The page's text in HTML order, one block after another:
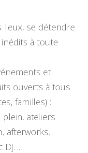
se détendre
à toute
et
ouverts à tous
familles) :
plein, ateliers
afterworks,
DJ…